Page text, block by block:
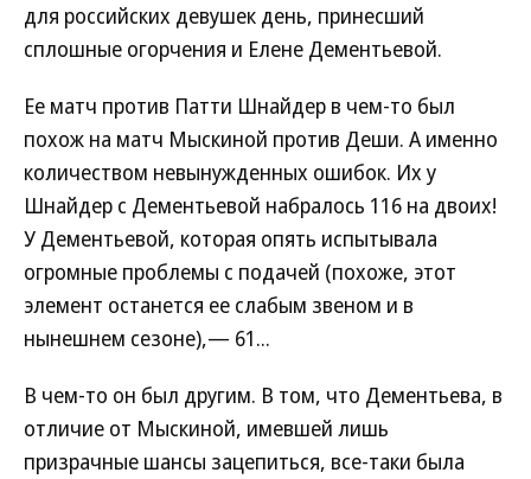
для российских девушек день, принесший
сплошные огорчения и Елене Дементьевой.
Ее матч против Патти Шнайдер в чем-то был
похож на матч Мыскиной против Деши. А именно
количеством невынужденных ошибок. Их у
Шнайдер с Дементьевой набралось 116 на двоих!
У Дементьевой, которая опять испытывала
огромные проблемы с подачей (похоже, этот
элемент останется ее слабым звеном и в
нынешнем сезоне),— 61...
В чем-то он был другим. В том, что Дементьева, в
отличие от Мыскиной, имевшей лишь
призрачные шансы зацепиться, все-таки была